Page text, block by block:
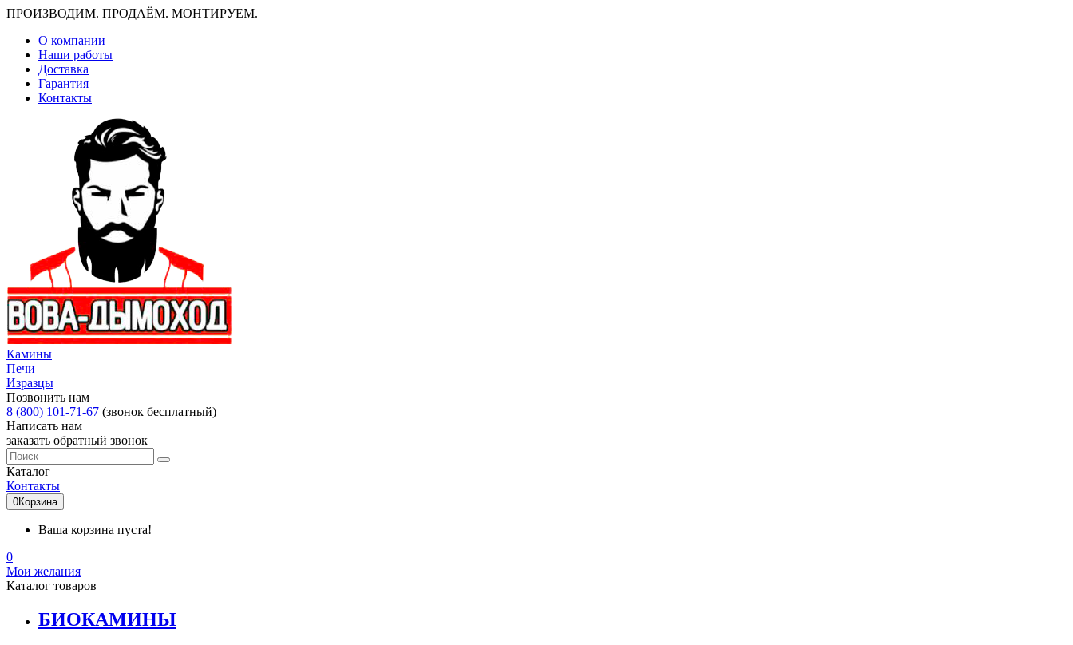
ПРОИЗВОДИМ. ПРОДАЁМ. МОНТИРУЕМ.
О компании
Наши работы
Доставка
Гарантия
Контакты
Камины
Печи
Изразцы
Позвонить нам
8 (800) 101-71-67 (звонок бесплатный)
Написать нам
заказать обратный звонок
Каталог
Контакты
0Корзина
Ваша корзина пуста!
0
Мои желания
Каталог товаров
БИОКАМИНЫ